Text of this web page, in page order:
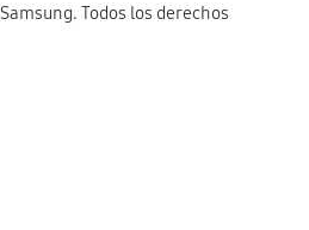
Todos los derechos